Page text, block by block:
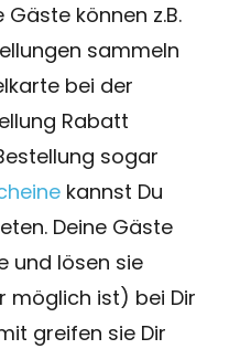
können z.B.
sammeln
bei der
Rabatt
sogar
kannst Du
Deine Gäste
und lösen sie
möglich ist) bei Dir
greifen sie Dir